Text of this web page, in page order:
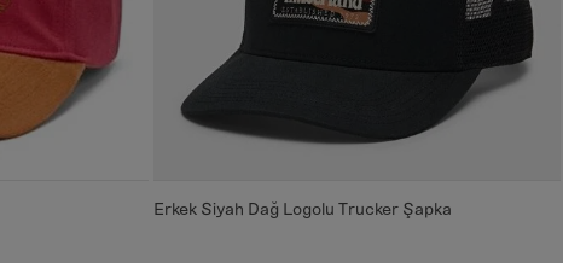
Erkek Siyah Dağ Logolu Trucker Şapka